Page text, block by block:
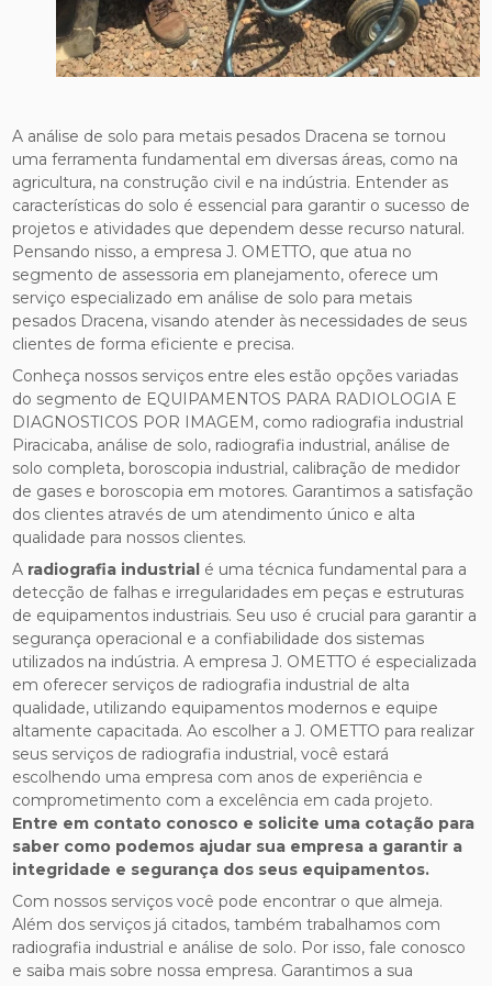
A análise de solo para metais pesados Dracena se tornou
uma ferramenta fundamental em diversas áreas, como na
agricultura, na construção civil e na indústria. Entender as
características do solo é essencial para garantir o sucesso de
projetos e atividades que dependem desse recurso natural.
Pensando nisso, a empresa J. OMETTO, que atua no
segmento de assessoria em planejamento, oferece um
serviço especializado em análise de solo para metais
pesados Dracena, visando atender às necessidades de seus
clientes de forma eficiente e precisa.
Conheça nossos serviços entre eles estão opções variadas
do segmento de EQUIPAMENTOS PARA RADIOLOGIA E
DIAGNOSTICOS POR IMAGEM, como radiografia industrial
Piracicaba, análise de solo, radiografia industrial, análise de
solo completa, boroscopia industrial, calibração de medidor
de gases e boroscopia em motores. Garantimos a satisfação
dos clientes através de um atendimento único e alta
qualidade para nossos clientes.
A radiografia industrial é uma técnica fundamental para a
detecção de falhas e irregularidades em peças e estruturas
de equipamentos industriais. Seu uso é crucial para garantir a
segurança operacional e a confiabilidade dos sistemas
utilizados na indústria. A empresa J. OMETTO é especializada
em oferecer serviços de radiografia industrial de alta
qualidade, utilizando equipamentos modernos e equipe
altamente capacitada. Ao escolher a J. OMETTO para realizar
seus serviços de radiografia industrial, você estará
escolhendo uma empresa com anos de experiência e
comprometimento com a excelência em cada projeto.
Entre em contato conosco e solicite uma cotação para
saber como podemos ajudar sua empresa a garantir a
integridade e segurança dos seus equipamentos.
Com nossos serviços você pode encontrar o que almeja.
Além dos serviços já citados, também trabalhamos com
radiografia industrial e análise de solo. Por isso, fale conosco
e saiba mais sobre nossa empresa. Garantimos a sua